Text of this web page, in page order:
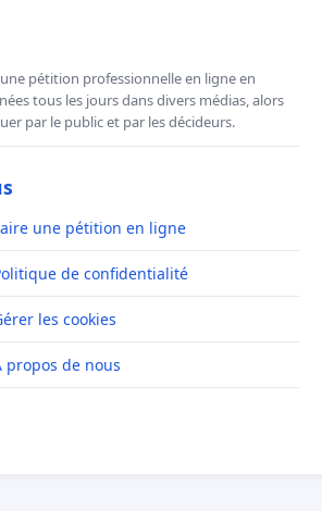
pétition professionnelle en ligne en
tous les jours dans divers médias, alors
par le public et par les décideurs.
une pétition en ligne
de confidentialité
les cookies
propos de nous